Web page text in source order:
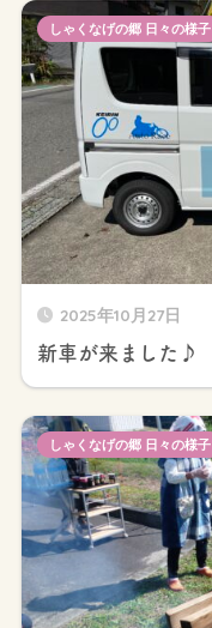
2025年10月27日
新車が来ました♪
しゃくなげの郷 日々の様子
しゃくなげの郷 日々の様子